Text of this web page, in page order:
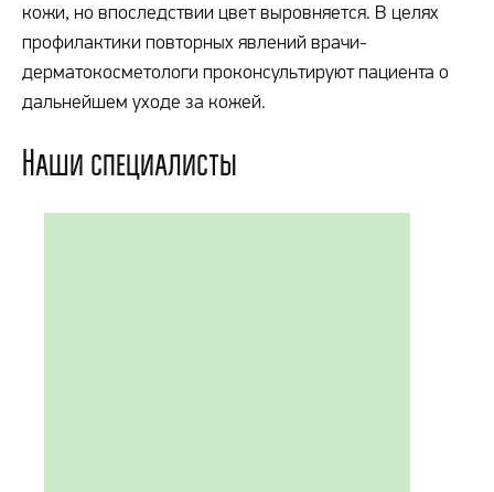
кожи, но впоследствии цвет выровняется. В целях
профилактики повторных явлений врачи-
дерматокосметологи проконсультируют пациента о
дальнейшем уходе за кожей.
Наши специалисты